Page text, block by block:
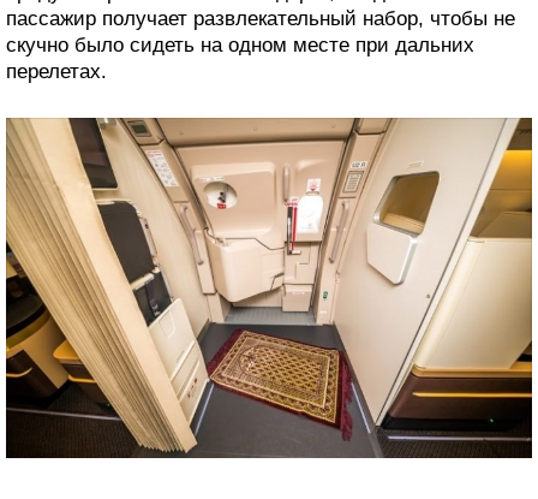
пассажир получает развлекательный набор, чтобы не
скучно было сидеть на одном месте при дальних
перелетах.